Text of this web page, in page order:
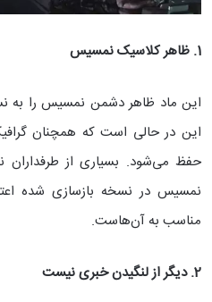
1. ظاهر کلاسیک نمسیس
این ماد ظاهر دشمن نمسیس را به
حفظ می‌شود. بسیاری از
نمسیس در نسخه بازسازی شده
مناسب به آن‌هاست.
2. دیگر از لنگیدن خبری نیست